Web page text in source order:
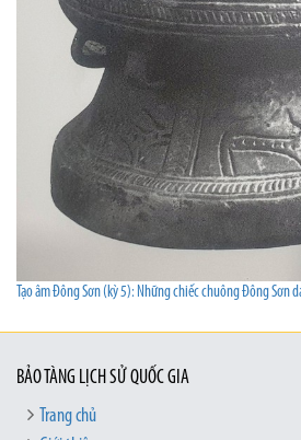
Tạo âm Đông Sơn (kỳ 5): Những chiếc chuông Đông Sơn
BẢO TÀNG LỊCH SỬ QUỐC GIA
Trang chủ